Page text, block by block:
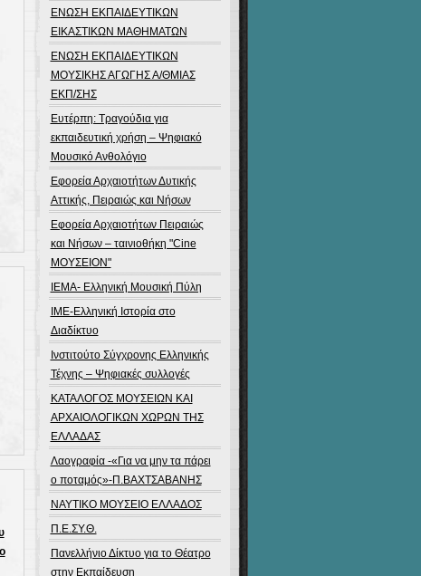
ΕΝΩΣΗ ΕΚΠΑΙΔΕΥΤΙΚΩΝ
ΕΙΚΑΣΤΙΚΩΝ ΜΑΘΗΜΑΤΩΝ
ΕΝΩΣΗ ΕΚΠΑΙΔΕΥΤΙΚΩΝ
ΜΟΥΣΙΚΗΣ ΑΓΩΓΗΣ Α/ΘΜΙΑΣ
ΕΚΠ/ΣΗΣ
Ευτέρπη: Τραγούδια για
εκπαιδευτική χρήση – Ψηφιακό
Μουσικό Ανθολόγιο
Εφορεία Αρχαιοτήτων Δυτικής
Αττικής, Πειραιώς και Νήσων
Εφορεία Αρχαιοτήτων Πειραιώς
και Νήσων – ταινιοθήκη "Cine
ΜΟΥΣΕΙΟΝ"
ΙΕΜΑ- Ελληνική Μουσική Πύλη
ΙΜΕ-Ελληνική Ιστορία στο
Διαδίκτυο
Ινστιτούτο Σύγχρονης Ελληνικής
Τέχνης – Ψηφιακές συλλογές
ΚΑΤΑΛΟΓΟΣ ΜΟΥΣΕΙΩΝ ΚΑΙ
ΑΡΧΑΙΟΛΟΓΙΚΩΝ ΧΩΡΩΝ ΤΗΣ
ΕΛΛΑΔΑΣ
Λαογραφία -«Για να μην τα πάρει
ο ποταμός»-Π.ΒΑΧΤΣΑΒΑΝΗΣ
ΝΑΥΤΙΚΟ ΜΟΥΣΕΙΟ ΕΛΛΑΔΟΣ
Π.Ε.ΣΥ.Θ.
Πανελλήνιο Δίκτυο για το Θέατρο
στην Εκπαίδευση